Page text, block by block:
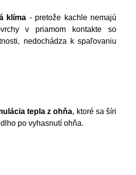
klíma - pretože kachle nemajú
v priamom kontakte so
nedochádza k spaľovaniu
tepla z ohňa, ktoré sa šíri
po vyhasnutí ohňa.